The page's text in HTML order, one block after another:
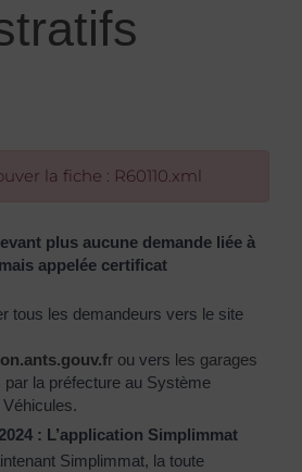
la fiche : R60110.xml
plus aucune demande liée à
appelée certificat
tous les demandeurs vers le site
r ou vers les garages
par la préfecture au Système
Véhicules.
: L’application Simplimmat
Simplimmat, la toute